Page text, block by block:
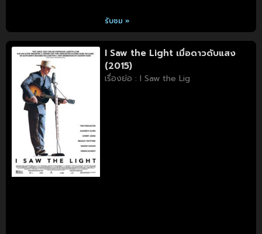
รับชม »
I Saw the Light เมื่อดาวดับแสง
(2015)
เรื่องย่อ : I Saw the Lig